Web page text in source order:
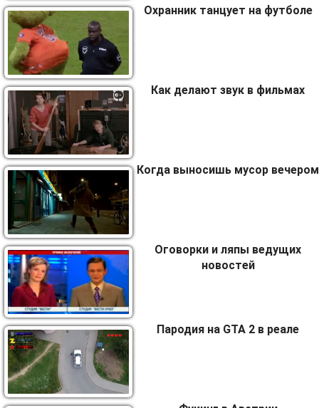
Охранник танцует на футболе
Как делают звук в фильмах
Когда выносишь мусор вечером
Оговорки и ляпы ведущих
новостей
Пародия на GTA 2 в реале